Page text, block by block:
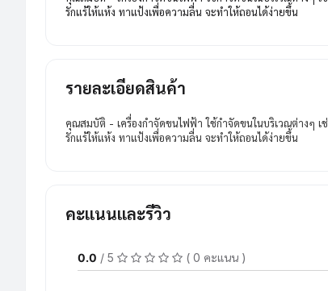
รักแร้ให้แห้ง ทาแป้งเพื่อความลื่น จะทำให้ถอนได้ง่ายขึ้น
รายละเอียดสินค้า
คุณสมบัติ - เครื่องกำจัดขนไฟฟ้า ใช้กำจัดขนในบริเวณต่างๆ เ
รักแร้ให้แห้ง ทาแป้งเพื่อความลื่น จะทำให้ถอนได้ง่ายขึ้น
คะแนนและรีวิว
0.0 / 5 ( 0 คะแนน )